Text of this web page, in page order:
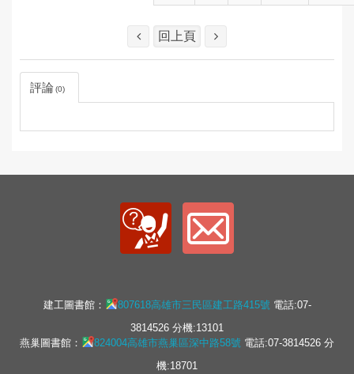
回上頁
評論 0
建工圖書館： 807618高雄市三民區建工路415號電話:07-
3814526 分機:13101
燕巢圖書館：
824004高雄市燕巢區深中路58號 電話:07-3814526 分
機:18701